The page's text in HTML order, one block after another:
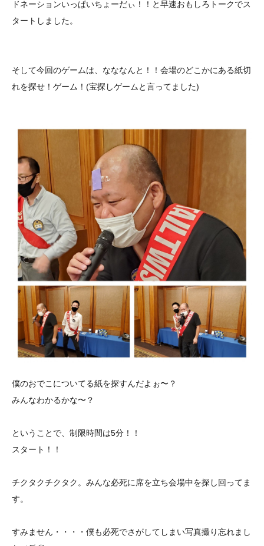
ドネーションいっぱいちょーだぃ！！と早速おもしろトークでス
タートしました。
そして今回のゲームは、なななんと！！会場のどこかにある紙切
れを探せ！ゲーム！(宝探しゲームと言ってました)
僕のおでこについてる紙を探すんだよぉ〜？
みんなわかるかな〜？
ということで、制限時間は5分！！
スタート！！
チクタクチクタク。みんな必死に席を立ち会場中を探し回ってま
す。
すみません・・・・僕も必死でさがしてしまい写真撮り忘れまし